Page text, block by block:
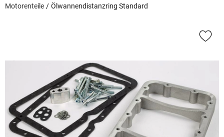
Motorenteile
Ölwannendistanzring Standard